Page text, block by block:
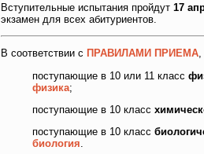
Вступительные испытания пройдут 17
экзамен для всех абитуриентов.
В соответствии с ПРАВИЛАМИ ПРИЕМА,
поступающие в 10 или 11 класс
физика;
поступающие в 10 класс
поступающие в 10 класс
биология.